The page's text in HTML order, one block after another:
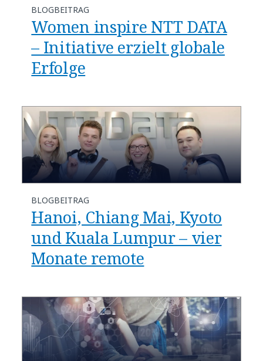
BLOGBEITRAG
Women inspire NTT DATA
– Initiative erzielt globale
Erfolge
BLOGBEITRAG
Hanoi, Chiang Mai, Kyoto
und Kuala Lumpur – vier
Monate remote